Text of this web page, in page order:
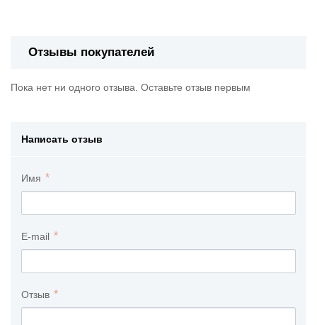
Отзывы покупателей
Пока нет ни одного отзыва. Оставьте отзыв первым
Написать отзыв
Имя
E-mail
Отзыв